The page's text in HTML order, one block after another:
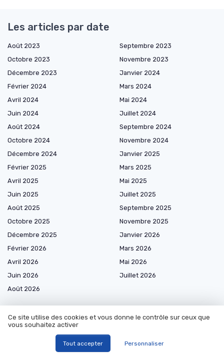
Les articles par date
Août 2023
Septembre 2023
Octobre 2023
Novembre 2023
Décembre 2023
Janvier 2024
Février 2024
Mars 2024
Avril 2024
Mai 2024
Juin 2024
Juillet 2024
Août 2024
Septembre 2024
Octobre 2024
Novembre 2024
Décembre 2024
Janvier 2025
Février 2025
Mars 2025
Avril 2025
Mai 2025
Juin 2025
Juillet 2025
Août 2025
Septembre 2025
Octobre 2025
Novembre 2025
Décembre 2025
Janvier 2026
Février 2026
Mars 2026
Avril 2026
Mai 2026
Juin 2026
Juillet 2026
Août 2026
Marketplace de prestataires
Ce site utilise des cookies et vous donne le contrôle sur ceux que
vous souhaitez activer
Tout accepter Personnaliser